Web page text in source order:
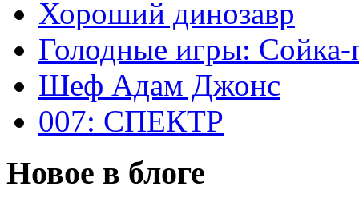
Хороший динозавр
Голодные игры:
Шеф Адам Джонс
007: СПЕКТР
Новое в блоге